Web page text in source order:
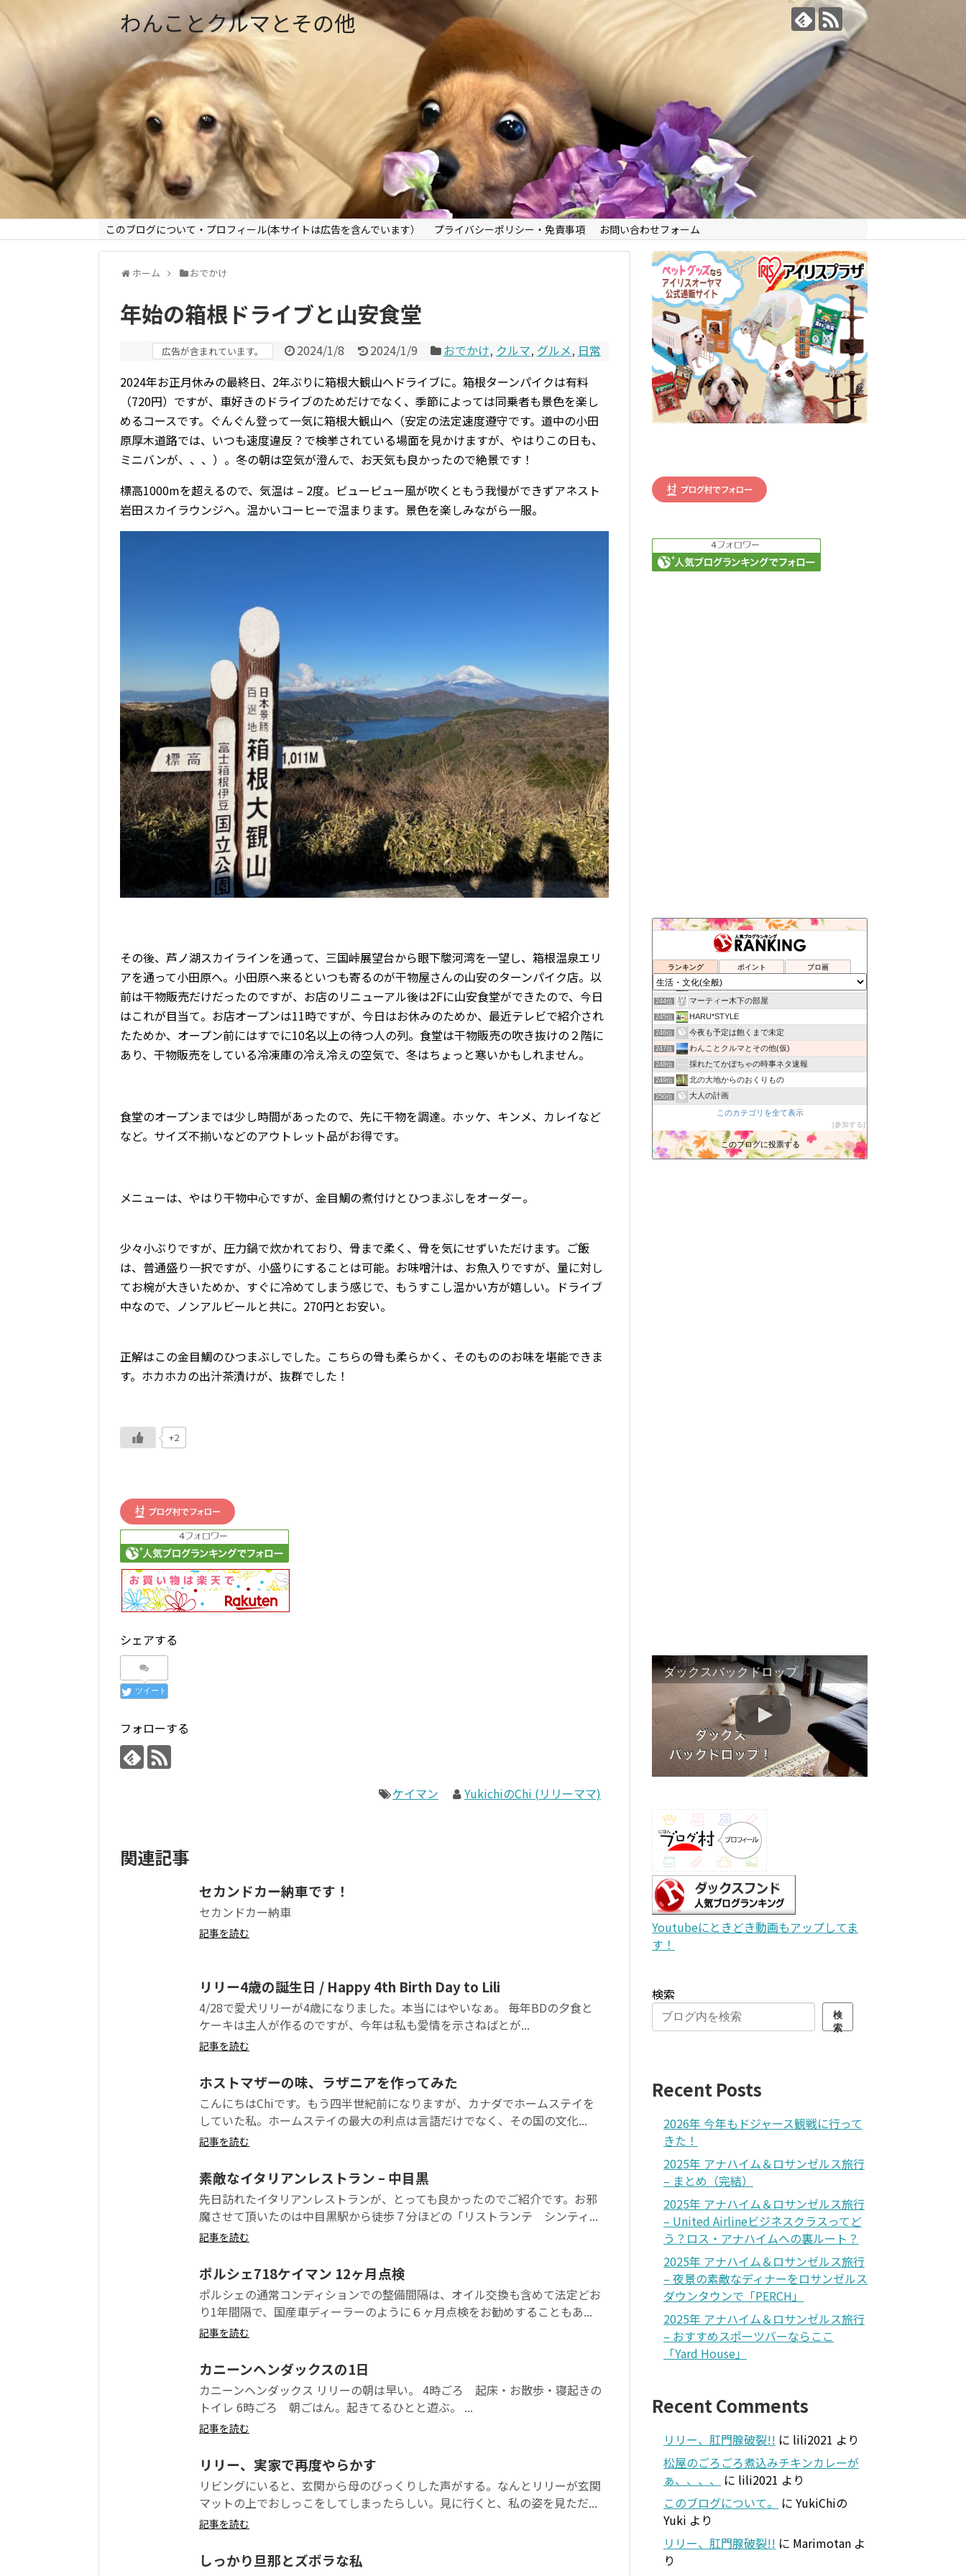
わんことクルマとその他
このブログについて・プロフィール(本サイトは広告を含んでいます） プライバシーポリシー・免責事項 お問い合わせフォーム
ホーム おでかけ
年始の箱根ドライブと山安食堂
広告が含まれています。 2024/1/8 2024/1/9 おでかけ, クルマ, グルメ, 日常
2024年お正月休みの最終日、2年ぶりに箱根大観山へドライブに。箱根ターンパイクは有料
（720円）ですが、車好きのドライブのためだけでなく、季節によっては同乗者も景色を楽し
めるコースです。ぐんぐん登って一気に箱根大観山へ（安定の法定速度遵守です。道中の小田
原厚木道路では、いつも速度違反？で検挙されている場面を見かけますが、やはりこの日も、
ミニバンが、、、）。冬の朝は空気が澄んで、お天気も良かったので絶景です！
標高1000mを超えるので、気温は – 2度。ピューピュー風が吹くともう我慢ができずアネスト
岩田スカイラウンジへ。温かいコーヒーで温まります。景色を楽しみながら一服。
その後、芦ノ湖スカイラインを通って、三国峠展望台から眼下駿河湾を一望し、箱根温泉エリ
アを通って小田原へ。小田原へ来るといつも寄るのが干物屋さんの山安のターンパイク店。以
前は干物販売だけだったのですが、お店のリニューアル後は2Fに山安食堂ができたので、今日
はこれが目当て。お店オープンは11時ですが、今日はお休みのためか、最近テレビで紹介され
たためか、オープン前にはすでに10名以上の待つ人の列。食堂は干物販売の吹き抜けの２階に
あり、干物販売をしている冷凍庫の冷え冷えの空気で、冬はちょっと寒いかもしれません。
食堂のオープンまでは少し時間があったので、先に干物を調達。ホッケ、キンメ、カレイなど
など。サイズ不揃いなどのアウトレット品がお得です。
メニューは、やはり干物中心ですが、金目鯛の煮付けとひつまぶしをオーダー。
少々小ぶりですが、圧力鍋で炊かれており、骨まで柔く、骨を気にせずいただけます。ご飯
は、普通盛り一択ですが、小盛りにすることは可能。お味噌汁は、お魚入りですが、量に対し
てお椀が大きいためか、すぐに冷めてしまう感じで、もうすこし温かい方が嬉しい。ドライブ
中なので、ノンアルビールと共に。270円とお安い。
正解はこの金目鯛のひつまぶしでした。こちらの骨も柔らかく、そのもののお味を堪能できま
す。ホカホカの出汁茶漬けが、抜群でした！
+2
シェアする
ツイート
フォローする
ケイマン YukichiのChi (リリーママ)
関連記事
セカンドカー納車です！
セカンドカー納車
記事を読む
リリー4歳の誕生日 / Happy 4th Birth Day to Lili
4/28で愛犬リリーが4歳になりました。本当にはやいなぁ。 毎年BDの夕食と
ケーキは主人が作るのですが、今年は私も愛情を示さねばとが...
記事を読む
ホストマザーの味、ラザニアを作ってみた
こんにちはChiです。もう四半世紀前になりますが、カナダでホームステイを
していた私。ホームステイの最大の利点は言語だけでなく、その国の文化...
記事を読む
素敵なイタリアンレストラン – 中目黒
先日訪れたイタリアンレストランが、とっても良かったのでご紹介です。お邪
魔させて頂いたのは中目黒駅から徒歩７分ほどの「リストランテ シンティ...
記事を読む
ポルシェ718ケイマン 12ヶ月点検
ポルシェの通常コンディションでの整備間隔は、オイル交換も含めて法定どお
り1年間隔で、国産車ディーラーのように６ヶ月点検をお勧めすることもあ...
記事を読む
カニーンヘンダックスの1日
カニーンヘンダックス リリーの朝は早い。 4時ごろ 起床・お散歩・寝起きの
トイレ 6時ごろ 朝ごはん。起きてるひとと遊ぶ。 ...
記事を読む
リリー、実家で再度やらかす
リビングにいると、玄関から母のびっくりした声がする。なんとリリーが玄関
マットの上でおしっこをしてしまったらしい。見に行くと、私の姿を見ただ...
記事を読む
しっかり旦那とズボラな私
ランキング ポイント ブロ画
通販でニコニコ生活
養育費未払いの解決方法
242位 清洲日和.blog
243位 リゾート現地調査日記
244位 マーティー木下の部屋
245位 HARU*STYLE
246位 今夜も予定は飽くまで未定
247位 わんことクルマとその他(仮)
248位 採れたてかぼちゃの時事ネタ速報
249位 北の大地からのおくりもの
250位 大人の計画
三度目の正直
253位 会津に暮らしてブルーになった時
254位 身近な暮らしで
このカテゴリを全て表示
参加する
このブログに投票する
ダックスバックドロップ
Youtubeにときどき動画もアップしてま
す！
検索
検
索
Recent Posts
2026年 今年もドジャース観戦に行って
きた！
2025年 アナハイム＆ロサンゼルス旅行
– まとめ（完結）
2025年 アナハイム＆ロサンゼルス旅行
– United Airlineビジネスクラスってど
う？ロス・アナハイムへの裏ルート？
2025年 アナハイム＆ロサンゼルス旅行
– 夜景の素敵なディナーをロサンゼルス
ダウンタウンで「PERCH」
2025年 アナハイム＆ロサンゼルス旅行
– おすすめスポーツバーならここ
「Yard House」
Recent Comments
リリー、肛門腺破裂!! に lili2021 より
松屋のごろごろ煮込みチキンカレーが
ぁ、、、、
に lili2021 より
このブログについて。
に YukiChiの
Yuki より
リリー、肛門腺破裂!! に Marimotan よ
り